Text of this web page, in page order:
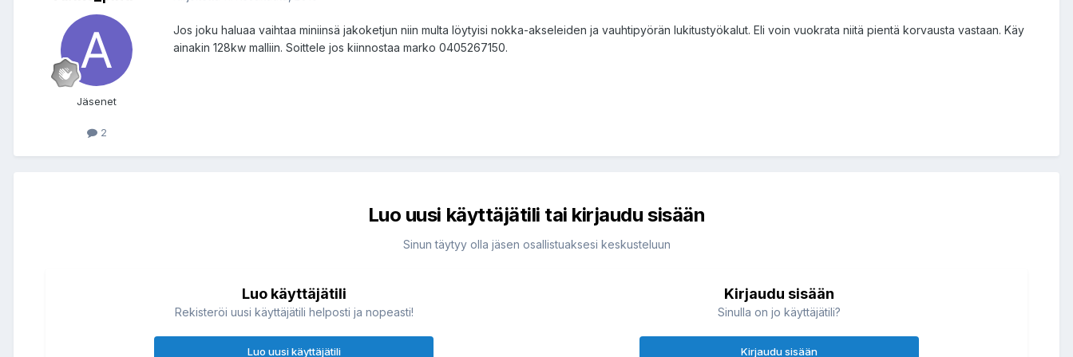
Jäsenet
2
Jos joku haluaa vaihtaa miniinsä jakoketjun niin multa löytyisi nokka-akseleiden ja vauhtipyörän lukitustyökalut. Eli voin vuokrata niitä pientä korvausta vastaan. Käy
ainakin 128kw malliin. Soittele jos kiinnostaa marko 0405267150.
Luo uusi käyttäjätili tai kirjaudu sisään
Sinun täytyy olla jäsen osallistuaksesi keskusteluun
Luo käyttäjätili
Rekisteröi uusi käyttäjätili helposti ja nopeasti!
Luo uusi käyttäjätili
Kirjaudu sisään
Sinulla on jo käyttäjätili?
Kirjaudu sisään